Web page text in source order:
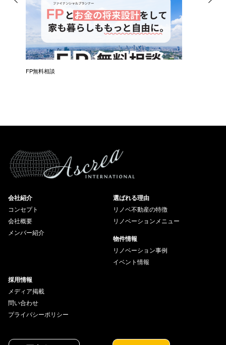
FP無料相談
会社紹介
コンセプト
会社概要
メンバー紹介
選ばれる理由
リノベ不動産の特徴
リノベーションメニュー
物件情報
リノベーション事例
イベント情報
採用情報
メディア掲載
問い合わせ
プライバシーポリシー